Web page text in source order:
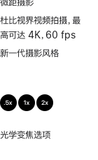
微距摄影
杜比视界视频拍摄，最
高可达 4K，60 fps
新一代摄影风格
光学变焦选项